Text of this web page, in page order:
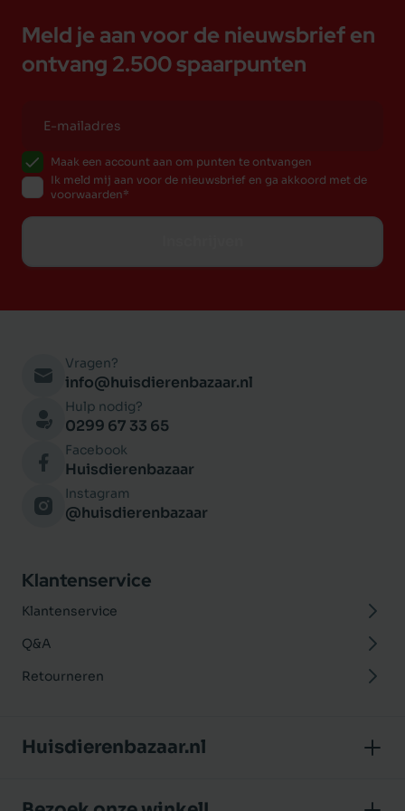
Meld je aan voor de nieuwsbrief en
ontvang 2.500 spaarpunten
Maak een account aan om punten te ontvangen
Ik meld mij aan voor de nieuwsbrief en ga akkoord met de
voorwaarden
Vragen?
info@huisdierenbazaar.nl
Hulp nodig?
0299 67 33 65
Facebook
Huisdierenbazaar
Instagram
@huisdierenbazaar
Klantenservice
Klantenservice
Q&A
Retourneren
Huisdierenbazaar.nl